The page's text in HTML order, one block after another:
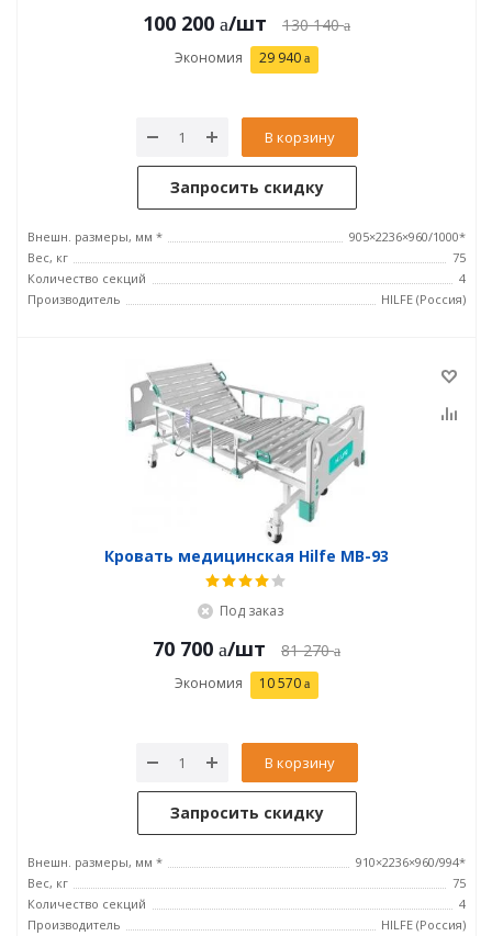
100 200 /шт 130 140
Экономия 29 940
В корзину
Запросить скидку
Внешн. размеры, мм *
905×2236×960/1000*
Вес, кг
75
Количество секций
4
Производитель
HILFE (Россия)
Кровать медицинская Hilfe MB-93
Под заказ
70 700 /шт 81 270
Экономия 10 570
В корзину
Запросить скидку
Внешн. размеры, мм *
910×2236×960/994*
Вес, кг
75
Количество секций
4
Производитель
HILFE (Россия)